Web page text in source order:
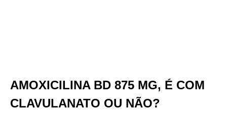
AMOXICILINA BD 875 MG, É COM
CLAVULANATO OU NÃO?